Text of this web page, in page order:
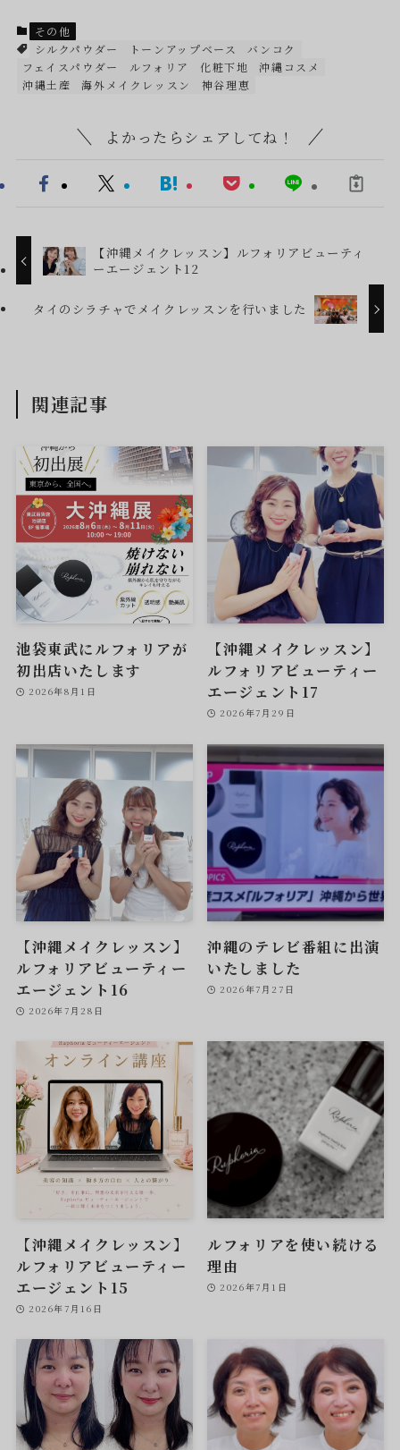
その他
シルクパウダー
トーンアップベース
バンコク
フェイスパウダー
ルフォリア 化粧下地
沖縄コスメ
沖縄土産
海外メイクレッスン 神谷理恵
よかったらシェアしてね！
【沖縄メイクレッスン】ルフォリアビューティ
ーエージェント12
タイのシラチャでメイクレッスンを行いました
関連記事
池袋東武にルフォリアが
初出店いたします
2026年8月1日
【沖縄メイクレッスン】
ルフォリアビューティー
エージェント17
2026年7月29日
【沖縄メイクレッスン】
ルフォリアビューティー
エージェント16
2026年7月28日
沖縄のテレビ番組に出演
いたしました
2026年7月27日
【沖縄メイクレッスン】
ルフォリアビューティー
エージェント15
2026年7月16日
ルフォリアを使い続ける
理由
2026年7月1日